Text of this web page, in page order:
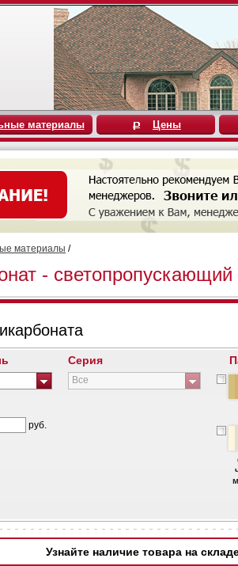
материалы Цены
материалы /
-
Серия
Все
руб.
Узнайте наличие товара на